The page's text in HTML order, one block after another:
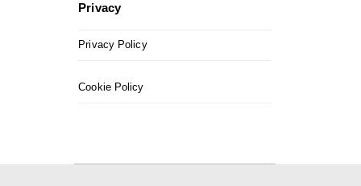
Privacy
Privacy Policy
Cookie Policy